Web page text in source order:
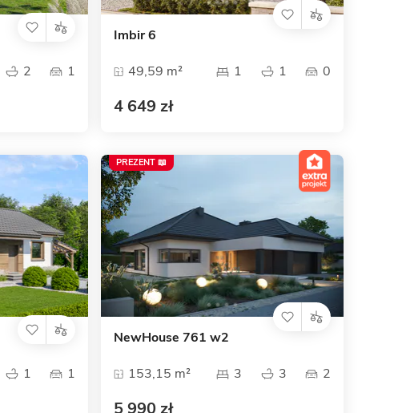
2 1
Imbir 6
49,59 m² 1 1 0
4 649 zł
1 1
NewHouse 761 w2
153,15 m² 3 3 2
5 990 zł
PREZENT 📖